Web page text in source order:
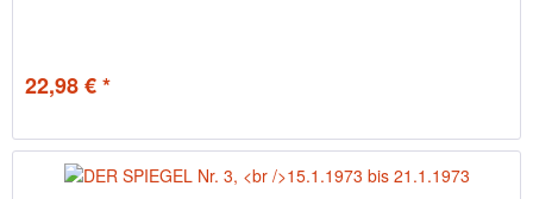
22,98 € *